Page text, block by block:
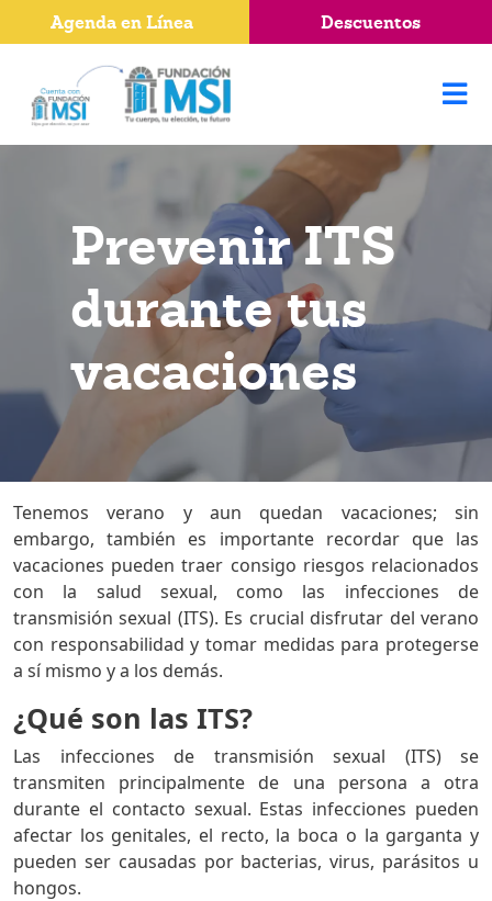
Prevenir ITS
durante tus
vacaciones
Tenemos verano y aun quedan vacaciones; sin
embargo, también es importante recordar que las
vacaciones pueden traer consigo riesgos relacionados
con la salud sexual, como las infecciones de
transmisión sexual (ITS). Es crucial disfrutar del verano
con responsabilidad y tomar medidas para protegerse
a sí mismo y a los demás.
¿Qué son las ITS?
Las infecciones de transmisión sexual (ITS) se
transmiten principalmente de una persona a otra
durante el contacto sexual. Estas infecciones pueden
afectar los genitales, el recto, la boca o la garganta y
pueden ser causadas por bacterias, virus, parásitos u
hongos.
Agenda en Línea Descuentos